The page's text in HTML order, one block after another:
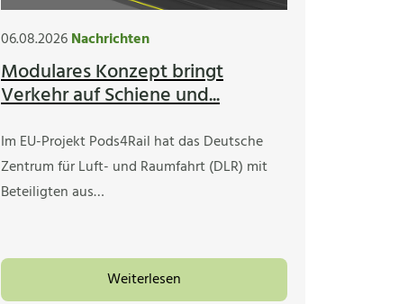
06.08.2026Nachrichten
Modulares Konzept bringt
Verkehr auf Schiene und...
Im EU-Projekt Pods4Rail hat das Deutsche
Zentrum für Luft- und Raumfahrt (DLR) mit
Beteiligten aus…
Weiterlesen